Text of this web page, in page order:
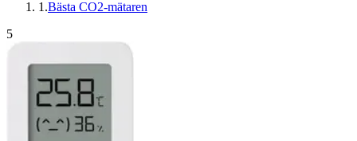
1 .Bästa CO2-mätaren
5